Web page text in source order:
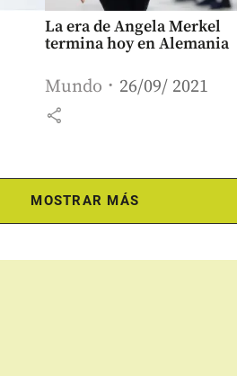
La era de Angela Merkel
termina hoy en Alemania
Mundo 26/09/ 2021
share
MOSTRAR MÁS